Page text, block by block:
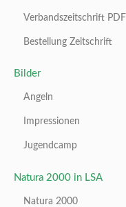
Verbandszeitschrift PDF
Bestellung Zeitschrift
Bilder
Angeln
Impressionen
Jugendcamp
Natura 2000 in LSA
Natura 2000